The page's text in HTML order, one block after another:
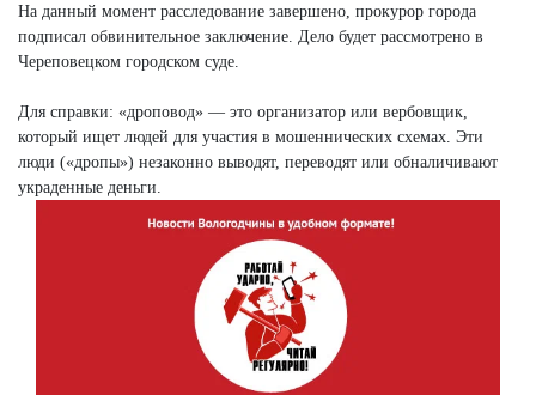
На данный момент расследование завершено, прокурор города
подписал обвинительное заключение. Дело будет рассмотрено в
Череповецком городском суде.
Для справки: «дроповод» — это организатор или вербовщик,
который ищет людей для участия в мошеннических схемах. Эти
люди («дропы») незаконно выводят, переводят или обналичивают
украденные деньги.